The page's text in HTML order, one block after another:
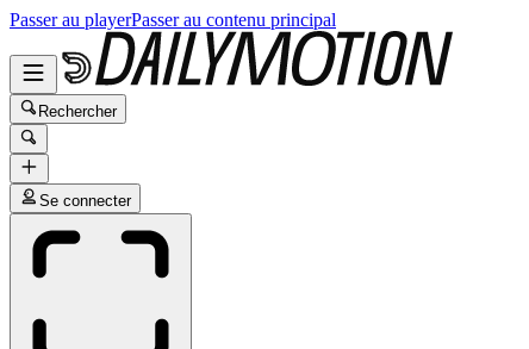
Passer au playerPasser au contenu principal
Rechercher
Se connecter